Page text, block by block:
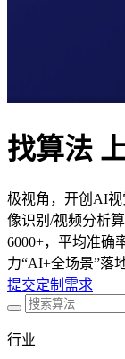
找算法
极视角，开创AI
像识别/视频分析
6000+，平均准确
力“AI+全场景”落
提交定制需求
行业